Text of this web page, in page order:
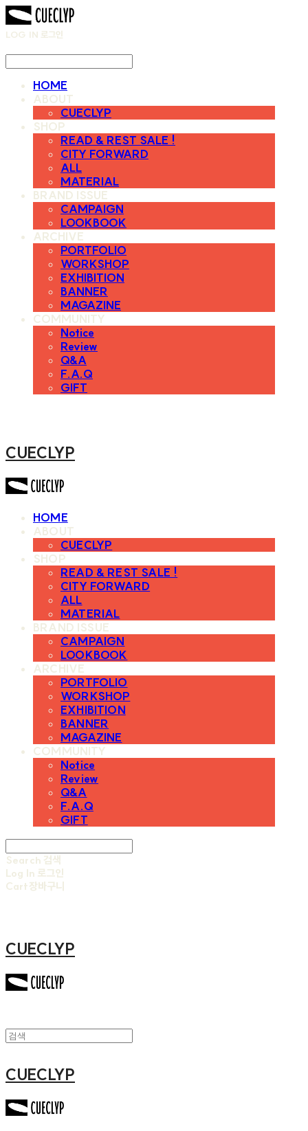
LOG IN 로그인
HOME
ABOUT
CUECLYP
SHOP
READ & REST SALE !
CITY FORWARD
ALL
MATERIAL
BRAND ISSUE
CAMPAIGN
LOOKBOOK
ARCHIVE
PORTFOLIO
WORKSHOP
EXHIBITION
BANNER
MAGAZINE
COMMUNITY
Notice
Review
Q&A
F.A.Q
GIFT
CUECLYP
HOME
ABOUT
CUECLYP
SHOP
READ & REST SALE !
CITY FORWARD
ALL
MATERIAL
BRAND ISSUE
CAMPAIGN
LOOKBOOK
ARCHIVE
PORTFOLIO
WORKSHOP
EXHIBITION
BANNER
MAGAZINE
COMMUNITY
Notice
Review
Q&A
F.A.Q
GIFT
Search 검색
Log In 로그인
Cart장바구니
CUECLYP
CUECLYP